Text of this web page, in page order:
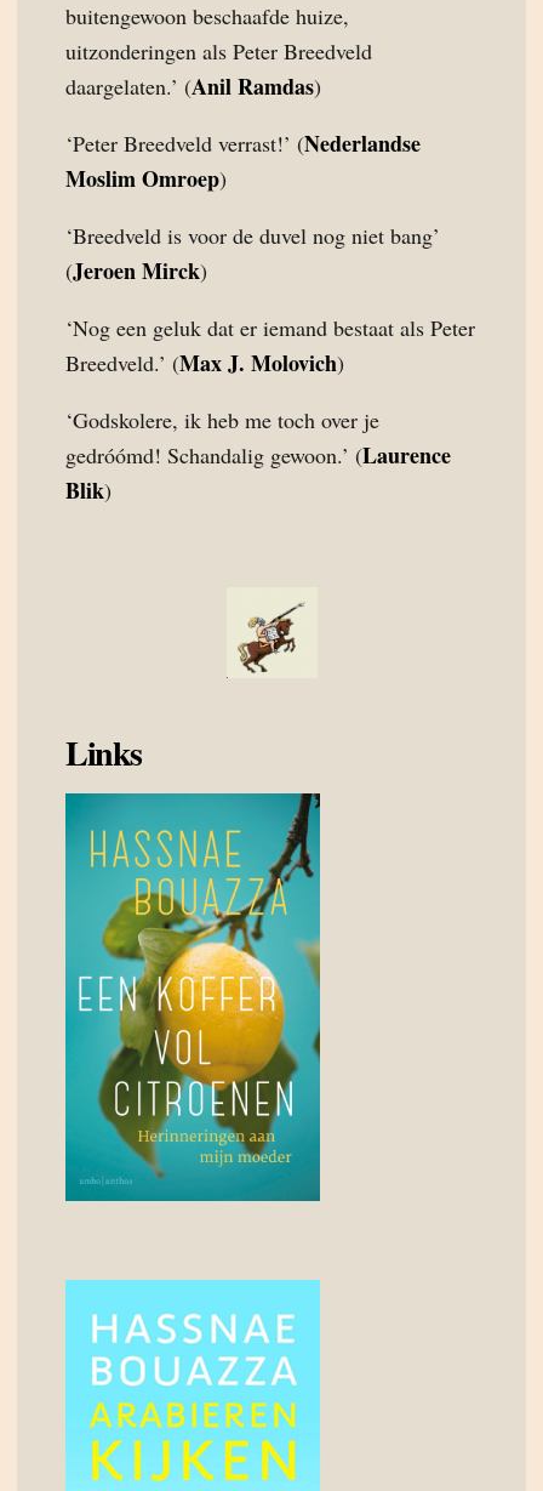
buitengewoon beschaafde huize,
uitzonderingen als Peter Breedveld
daargelaten.’ (Anil Ramdas)
‘Peter Breedveld verrast!’ (Nederlandse
Moslim Omroep)
‘Breedveld is voor de duvel nog niet bang’
(Jeroen Mirck)
‘Nog een geluk dat er iemand bestaat als Peter
Breedveld.’ (Max J. Molovich)
‘Godskolere, ik heb me toch over je
gedróómd! Schandalig gewoon.’ (Laurence
Blik)
Links